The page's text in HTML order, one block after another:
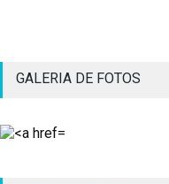
GALERIA DE FOTOS